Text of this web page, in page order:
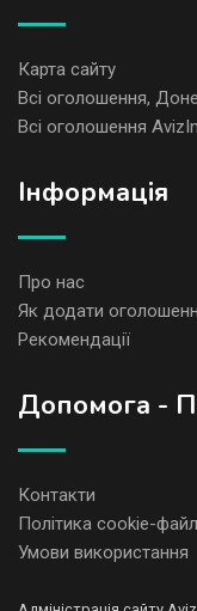
Карта сайту
Всі оголошення,
Всі оголошення
Iнформація
Про нас
Як додати
Рекомендації
Допомога -
Контакти
Політика cookie-
Умови використання